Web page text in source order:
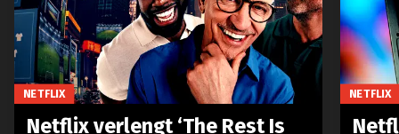
NETFLIX
Netflix verlengt ‘The Rest Is
NETFLIX